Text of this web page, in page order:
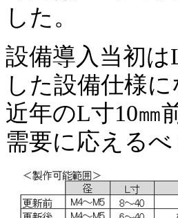
した。
設備導入当初
した設備仕様
近年のL寸10㎜
需要に応える